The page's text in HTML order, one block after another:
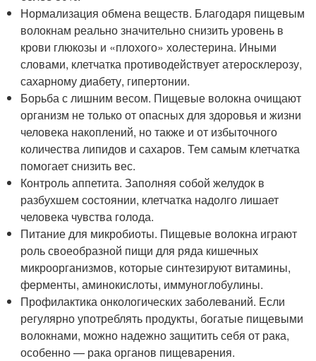
Нормализация обмена веществ. Благодаря пищевым
волокнам реально значительно снизить уровень в
крови глюкозы и «плохого» холестерина. Иными
словами, клетчатка противодействует атеросклерозу,
сахарному диабету, гипертонии.
Борьба с лишним весом. Пищевые волокна очищают
организм не только от опасных для здоровья и жизни
человека накоплений, но также и от избыточного
количества липидов и сахаров. Тем самым клетчатка
помогает снизить вес.
Контроль аппетита. Заполняя собой желудок в
разбухшем состоянии, клетчатка надолго лишает
человека чувства голода.
Питание для микробиоты. Пищевые волокна играют
роль своеобразной пищи для ряда кишечных
микроорганизмов, которые синтезируют витамины,
ферменты, аминокислоты, иммуноглобулины.
Профилактика онкологических заболеваний. Если
регулярно употреблять продукты, богатые пищевыми
волокнами, можно надежно защитить себя от рака,
особенно — рака органов пищеварения.